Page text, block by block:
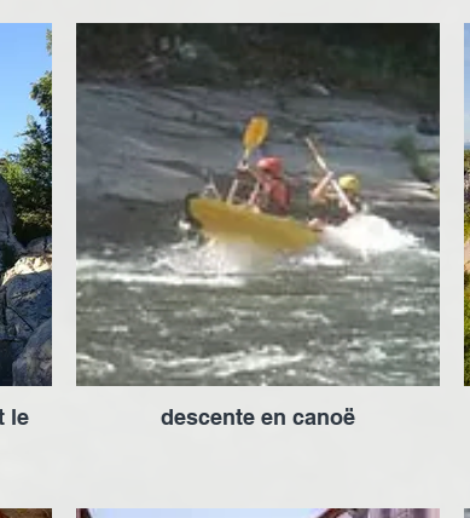
le
descente en canoë